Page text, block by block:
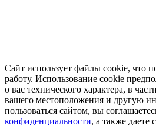
Сайт использует файлы cookie, что
работу. Использование cookie
о вас технического характера, в
вашего местоположения и другую
пользоваться сайтом, вы
конфиденциальности, а также даете